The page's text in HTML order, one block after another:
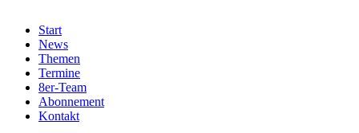
Start
News
Themen
Termine
8er-Team
Abonnement
Kontakt